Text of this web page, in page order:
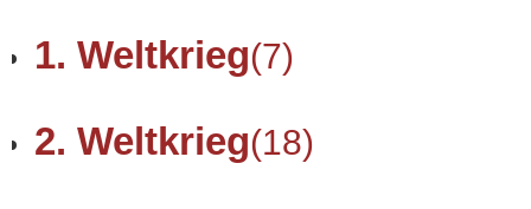
1. Weltkrieg(7)
2. Weltkrieg(18)